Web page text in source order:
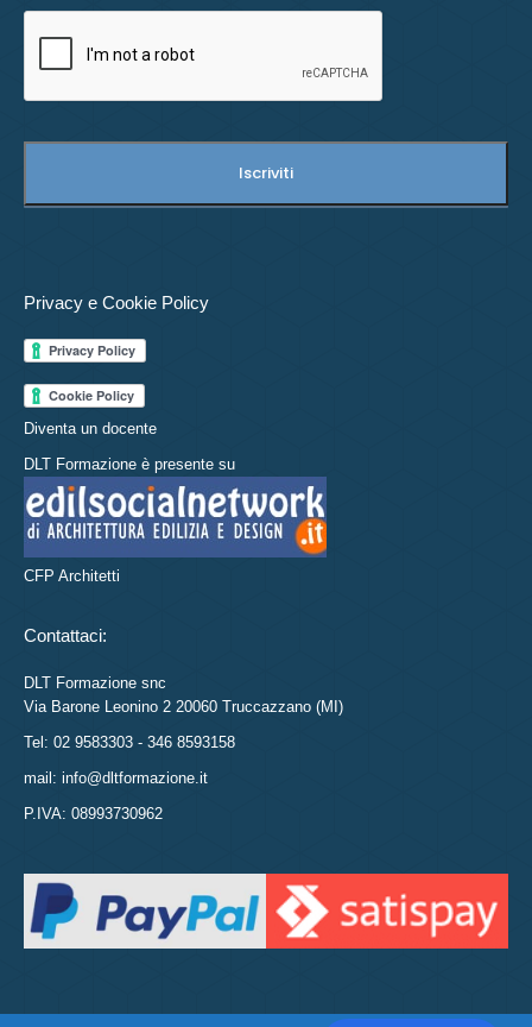
Privacy e Cookie Policy
Diventa un docente
DLT Formazione è presente su
CFP Architetti
Contattaci:
DLT Formazione snc
Via Barone Leonino 2 20060 Truccazzano (MI)
Tel: 02 9583303 - 346 8593158
mail: info@dltformazione.it
P.IVA: 08993730962